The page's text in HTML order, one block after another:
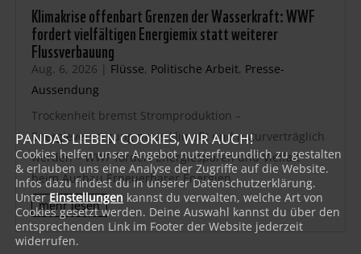
Klimakrise offenbart Grenzen der Wasserkraft: WWF
fordert vielfältigen Energiemix statt weiterer
Flussverbauung
Aug. 6, 2026 | Flüsse, Politische Arbeit, Presse-
Aussendung
Trockenheit bremst Stromproduktion –
Energieversorgung muss klimafit und naturverträglich
werden – WWF fordert Energiesparen und Vielfalt
beim Ausbau Erneuerbarer Energien
mehr lesen
PANDAS LIEBEN COOKIES, WIR AUCH!
Cookies helfen unser Angebot nutzerfreundlich zu gestalten
& erlauben uns eine Analyse der Zugriffe auf die Website.
Infos dazu findest du in unserer Datenschutzerklärung.
UnterEinstellungen kannst du verwalten, welche Art von
Cookies gesetzt werden. Deine Auswahl kannst du über den
entsprechenden Link im Footer der Website jederzeit
widerrufen.